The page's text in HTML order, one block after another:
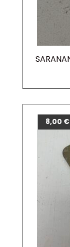
8,00 €